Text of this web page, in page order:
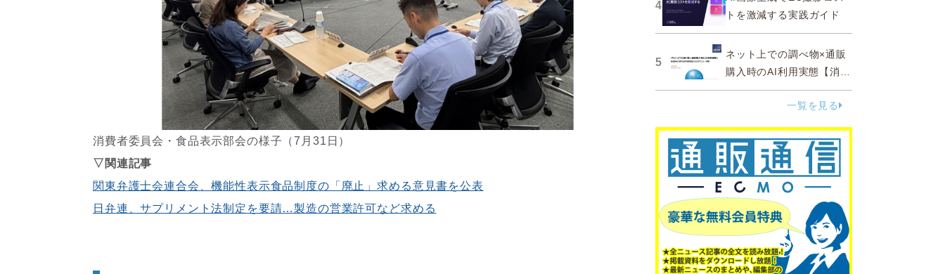
消費者委員会・食品表示部会の様子（7月31日）
▽関連記事
関東弁護士会連合会、機能性表示食品制度の「廃止」求める意見書を公表
日弁連、サプリメント法制定を要請…製造の営業許可など求める
4
トを激減する実践ガイド
5
ネット上での調べ物×通販
購入時のAI利用実態【消費
者調査 2025】
一覧を見る